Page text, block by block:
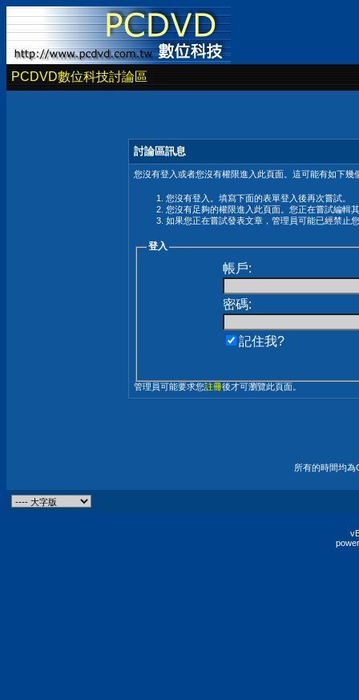
PCDVD數位科技討論區
討論區訊息
您沒有登入或者您沒有權限進入此頁面。這可能有如下幾
您沒有登入。填寫下面的表單登入後再次嘗試。
您沒有足夠的權限進入此頁面。您正在嘗試編輯
如果您正在嘗試發表文章，管理員可能已經禁止
登入
帳戶:
密碼:
記住我?
管理員可能要求您註冊後才可瀏覽此頁面。
所有的時間均為